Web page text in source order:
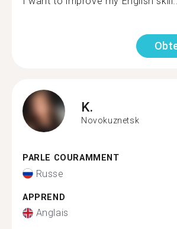
K.
Novokuznetsk
PARLE COURAMMENT
Russe
APPREND
Anglais